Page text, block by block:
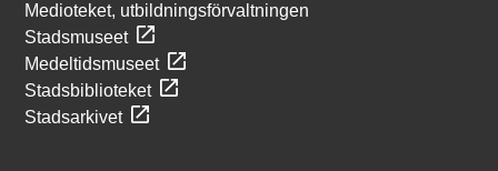
Medioteket, utbildningsförvaltningen
Stadsmuseet
Medeltidsmuseet
Stadsbiblioteket
Stadsarkivet